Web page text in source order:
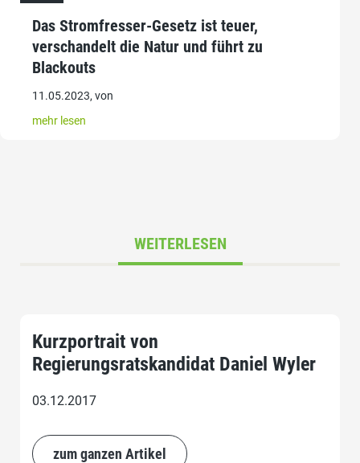
Das Stromfresser-Gesetz ist teuer,
verschandelt die Natur und führt zu
Blackouts
11.05.2023, von
mehr lesen
WEITERLESEN
Kurzportrait von
Regierungsratskandidat Daniel Wyler
03.12.2017
zum ganzen Artikel